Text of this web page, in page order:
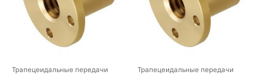
Трапецеидальные передачи Трапецеидальные передачи